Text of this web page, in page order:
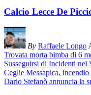
Calcio Lecce De
By Raffaele Longo
Trovata morta bimba di 6
Susseguirsi di Incidenti nel
Ceglie Messapica,
Dario Stefanò annuncia la